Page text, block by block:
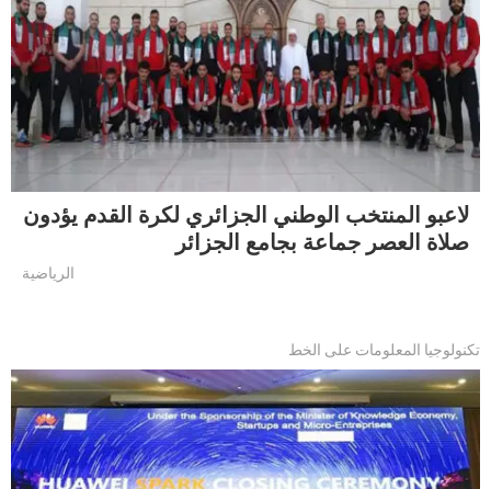
لاعبو المنتخب الوطني الجزائري لكرة القدم يؤدون
صلاة العصر جماعة بجامع الجزائر
الرياضية
تكنولوجيا المعلومات على الخط